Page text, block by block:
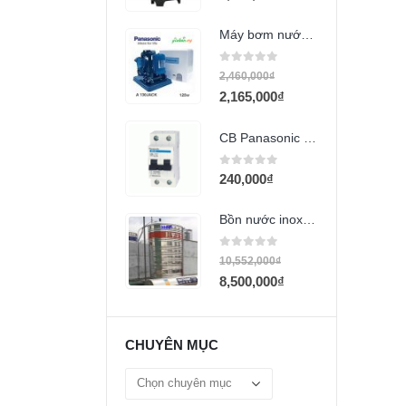
Máy bơm nước Panasonic A-130JACK
0 out of 5
2,460,000₫
2,165,000₫
0out of 5
240,000₫
Bồn nước inox Hwata 3000L đứng
0 out of 5
10,552,000₫
8,500,000₫
CHUYÊN MỤC
Chuyên